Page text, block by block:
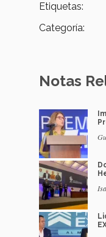
Etiquetas:
Categoría:
Notas